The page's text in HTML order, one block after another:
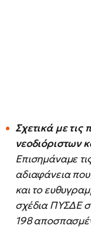
Σχετικά με τις
νεοδιόριστων
Επισημάναμε
αδιαφάνεια
και το
σχέδια ΠΥΣΔΕ
198